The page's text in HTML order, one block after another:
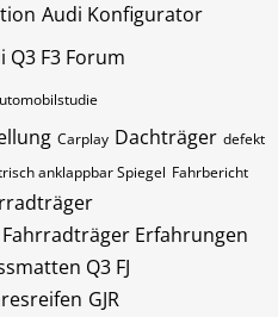
Audi Konfigurator
Q3 F3 Forum
Carplay Dachträger defekt
anklappbar Spiegel Fahrbericht
Fahrradträger Erfahrungen
Q3 FJ
GJR